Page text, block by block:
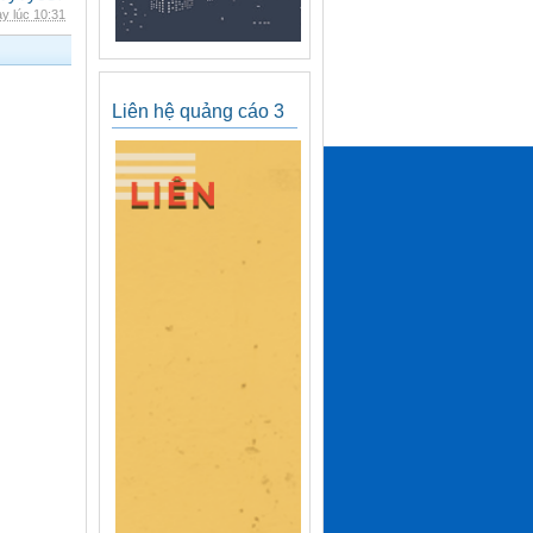
lúc 10:31
Liên hệ quảng cáo 3